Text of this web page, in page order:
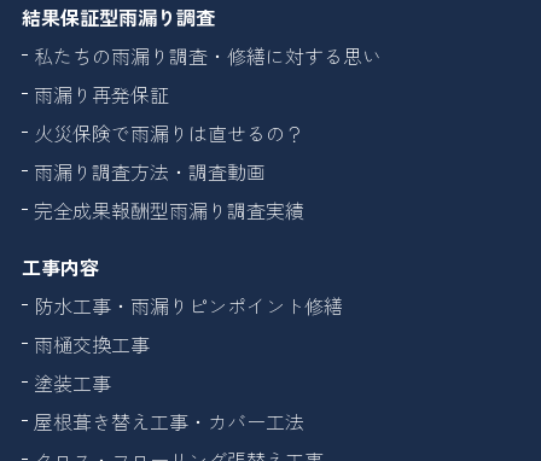
結果保証型雨漏り調査
私たちの雨漏り調査・修繕に対する思い
雨漏り再発保証
火災保険で雨漏りは直せるの？
雨漏り調査方法・調査動画
完全成果報酬型雨漏り調査実績
工事内容
防水工事・雨漏りピンポイント修繕
雨樋交換工事
塗装工事
屋根葺き替え工事・カバー工法